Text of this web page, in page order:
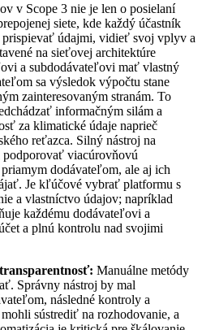
v Scope 3 nie je len o posielaní
siete, kde každý účastník
prispievať údajmi, vidieť svoj vplyv a
na sieťovej architektúre
a subdodávateľovi mať vlastný
sa výsledok výpočtu stane
zainteresovaným stranám. To
informačným silám a
za klimatické údaje naprieč
reťazca. Silný nástroj na
viacúrovňovú
dodávateľom, ale aj ich
Je kľúčové vybrať platformu s
a vlastníctvo údajov; napríklad
každému dodávateľovi a
a plnú kontrolu nad svojimi
Manuálne metódy
Správny nástroj by mal
následné kontroly a
sústrediť na rozhodovanie, a